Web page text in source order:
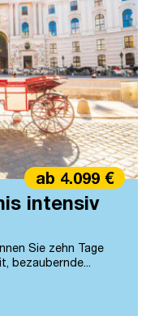
intensiv
Sie zehn Tage
bezaubernde...
ab 4.099 €